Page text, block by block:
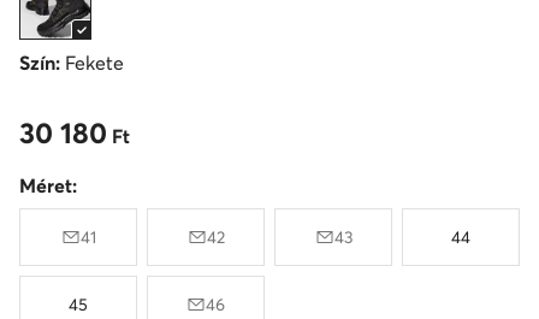
Szín: Fekete
30 180 Ft
30 180 Ft
Méret:
41 42 43 44
45 46